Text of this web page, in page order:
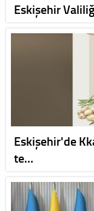
Eskişehir
Eskişehir'de
te…